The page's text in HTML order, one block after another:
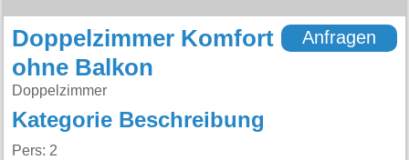
Doppelzimmer Komfort
ohne Balkon
Doppelzimmer
Anfragen
Kategorie Beschreibung
Pers: 2